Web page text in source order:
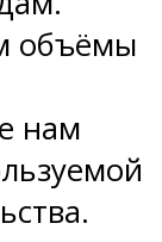
объёмы
нам